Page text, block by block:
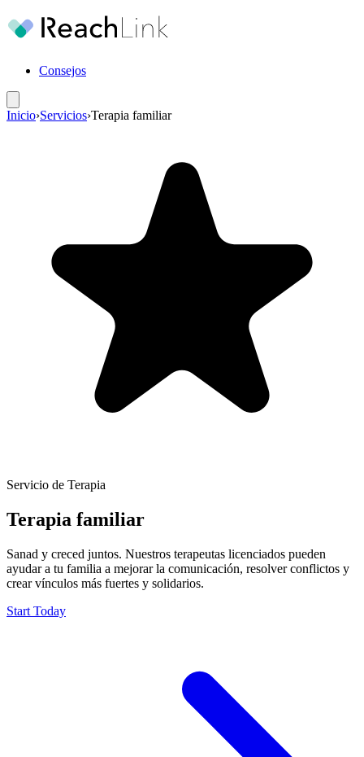
Consejos
Inicio›Servicios›Terapia familiar
Servicio de Terapia
Terapia familiar
Sanad y creced juntos. Nuestros terapeutas licenciados pueden
ayudar a tu familia a mejorar la comunicación, resolver conflictos y
crear vínculos más fuertes y solidarios.
Start Today